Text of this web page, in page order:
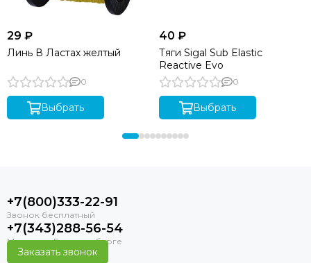
29 ₽
Линь В Ластах желтый
0
Выбрать
40 ₽
Тяги Sigal Sub Elastic
Reactive Evo
0
Выбрать
+7(800)333-22-91
+7(343)288-56-54
Заказать звонок